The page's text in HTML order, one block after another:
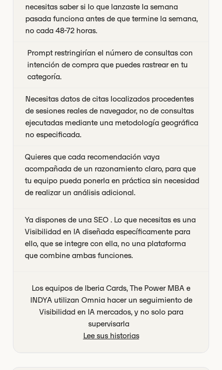
necesitas saber si lo que lanzaste la semana
pasada funciona antes de que termine la semana,
no cada 48-72 horas.
Prompt restringirían el número de consultas con
intención de compra que puedes rastrear en tu
categoría.
Necesitas datos de citas localizados procedentes
de sesiones reales de navegador, no de consultas
ejecutadas mediante una metodología geográfica
no especificada.
Quieres que cada recomendación vaya
acompañada de un razonamiento claro, para que
tu equipo pueda ponerla en práctica sin necesidad
de realizar un análisis adicional.
Ya dispones de una SEO . Lo que necesitas es una
Visibilidad en IA diseñada específicamente para
ello, que se integre con ella, no una plataforma
que combine ambas funciones.
Los equipos de Iberia Cards, The Power MBA e
INDYA utilizan Omnia hacer un seguimiento de
Visibilidad en IA mercados, y no solo para
supervisarla
Lee sus historias